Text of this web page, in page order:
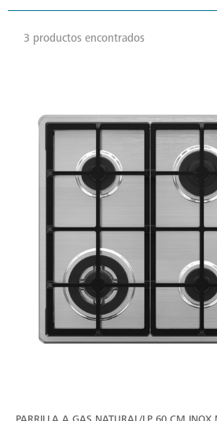
3 productos encontrados